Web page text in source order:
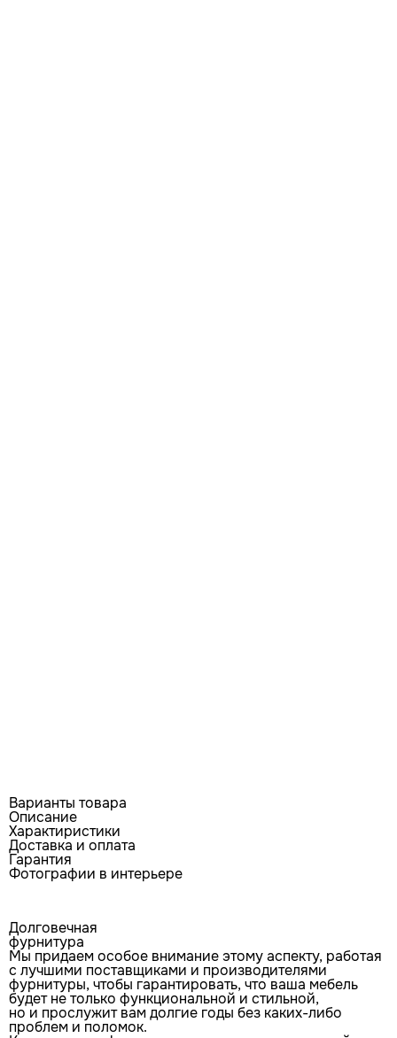
Варианты товара
Описание
Характиристики
Доставка и оплата
Гарантия
Фотографии в интерьере
Долговечная
фурнитура
Мы придаем особое внимание этому аспекту, работая
с лучшими поставщиками и производителями
фурнитуры, чтобы гарантировать, что ваша мебель
будет не только функциональной и стильной,
но и прослужит вам долгие годы без каких-либо
проблем и поломок.